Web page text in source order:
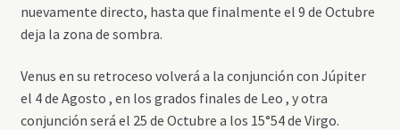
nuevamente directo, hasta que finalmente el 9 de Octubre
deja la zona de sombra.
Venus en su retroceso volverá a la conjunción con Júpiter
el 4 de Agosto , en los grados finales de Leo , y otra
conjunción será el 25 de Octubre a los 15°54 de Virgo.